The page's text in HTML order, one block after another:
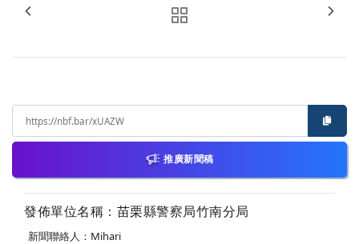
推廣新聞稿
發佈單位名稱：苗栗縣警察局竹南分局
新聞聯絡人：Mihari